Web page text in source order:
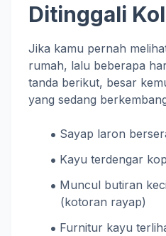
Ditinggali
Jika kamu pernah
rumah, lalu beberapa
tanda berikut, besar
yang sedang
Sayap laron
Kayu terdengar
Muncul butiran
(kotoran rayap)
Furnitur kayu